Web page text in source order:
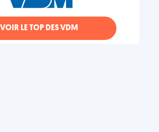
VOIR LE TOP DES VDM